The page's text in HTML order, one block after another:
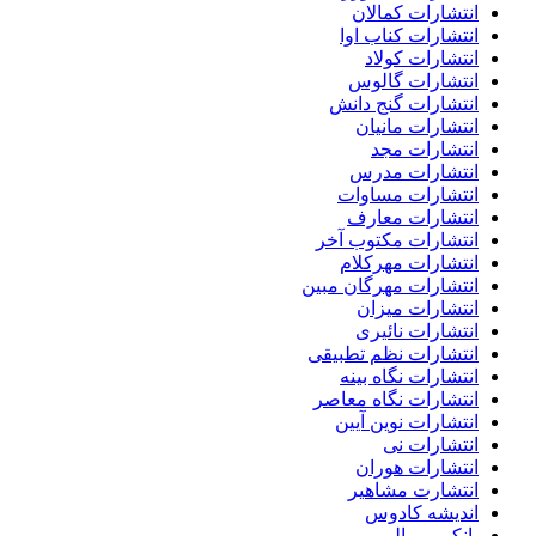
انتشارات کمالان
انتشارات کناب اوا
انتشارات کولاد
انتشارات گالوس
انتشارات گنج دانش
انتشارات مانیان
انتشارات مجد
انتشارات مدرس
انتشارات مساوات
انتشارات معارف
انتشارات مکتوب آخر
انتشارات مهرکلام
انتشارات مهرگان مبین
انتشارات میزان
انتشارات نائیری
انتشارات نظم تطبیقی
انتشارات نگاه بینه
انتشارات نگاه معاصر
انتشارات نوین آیین
انتشارات نی
انتشارات هوران
انتشارت مشاهیر
اندیشه کادوس